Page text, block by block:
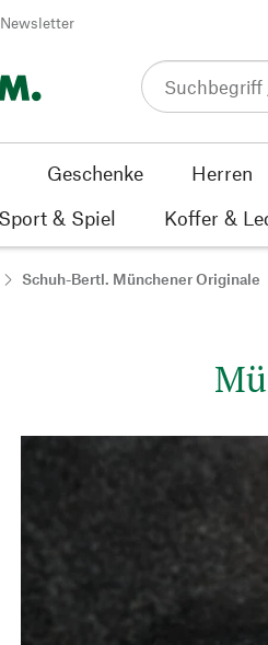
Newsletter
Geschenke Herren
Sport & Spiel
Koffer &
Schuh-Bertl. Münchener Originale